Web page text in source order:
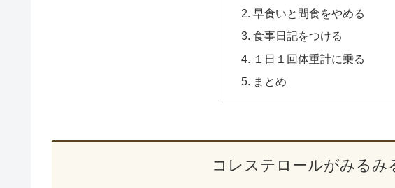
早食いと間食をやめる
食事日記をつける
１日１回体重計に乗る
まとめ
コレステロールがみるみ